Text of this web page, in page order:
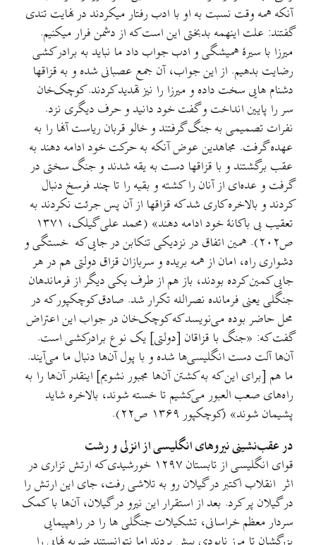
آنکه همه وقت نسبت به او با ادب رفتار میکردند در نهایت تندی
گفتند: علت اینهمه بدبختی این است که از دشمن فرار میکنیم.
میرزا با سیرۀ همیشگی و ادب جواب داد ما نباید به برادر کشی
رضایت بدهیم. از این جواب، آن جمع عصبانی شده و به قزاقها
دشنام هایی سخت داده و میرزا را نیز تهدید کردند. کوچک‌خان
سر را پایین انداخت و گفت خود دانید و حرف دیگری نزد.
نفرات تصمیمی به جنگ گرفتند و خالو قربان ریاست آنها را به
عهده گرفت. مجاهدین عوض آنکه به حرکت خود ادامه دهند به
عقب برگشتند و با قزاقها دست به یقه شدند و جنگ سختی در
گرفت و عده‌ای از آنان را کشته و بقیه را تا چند فرسخ دنبال
کردند و بالاخره کاری شد که قزاقها از آن پس جرئت نکردند به
تعقیب بی باکانۀ خود ادامه دهند» (محمد علی گیلک، ۱۳۷۱
ص۲۰۲). همین اتفاق در نزدیکی تنکابن در جایی که خستگی و
دشواری راه، امان از همه بریده و سربازان قزاق دولتی هم در هر
جایی کمین کرده بودند، باز هم از طرف یکی دیگر از فرماندهان
جنگلی یعنی فرمانده نصرالله تکرار شد. صادق کوچکپور که در
محل حاضر بوده می‌نویسد که کوچک‌خان در جواب این اعتراض
گفت که: «جنگ با قزاقان [دولتی] یک نوع برادرکشی است.
آن‌ها آلت دست انگلیسی‌ها شده و با پول آن‌ها دنبال ما می‌آیند.
ما هم [برای این که به کشتن آن‌ها مجبور نشویم] اینقدر آن‌ها را به
راه‌های صعب العبور می‌کشیم تا خسته شوند، بالاخره شاید
پشیمان شوند» (کوچکپور ۱۳۶۹ ص۲۲).
در عقب‌نشینی نیروهای انگلیسی از انزلی و رشت
قوای انگلیسی از تابستان ۱۲۹۷ خورشیدی که ارتش تزاری در
اثر انقلاب اکتبر در گیلان رو به تلاشی رفت، جای این ارتش را
در گیلان پر کرد. بعد از استقرار این نیرو در گیلان، آن‌ها با کمک
سردار معظم خراسانی، تشکیلات جنگلی ‌ها را در راهپیمایی